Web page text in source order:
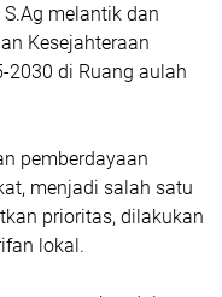
melantik dan
Kesejahteraan
2030 di Ruang aulah
pemberdayaan
menjadi salah satu
prioritas, dilakukan
lokal.